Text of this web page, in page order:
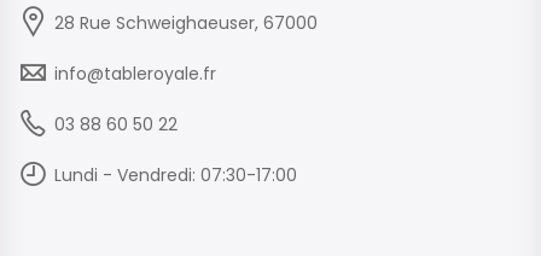
28 Rue Schweighaeuser, 67000
info@tableroyale.fr
03 88 60 50 22
Lundi - Vendredi: 07:30-17:00